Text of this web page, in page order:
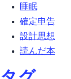
睡眠 (1)
確定申告 (1)
設計思想 (5)
読んだ本 (1)